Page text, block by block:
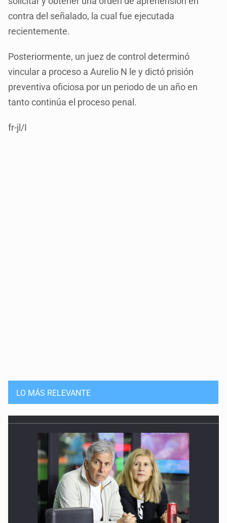
contra del señalado, la cual fue ejecutada
recientemente.
Posteriormente, un juez de control determinó
vincular a proceso a Aurelio N le y dictó prisión
preventiva oficiosa por un periodo de un año en
tanto continúa el proceso penal.
fr-jl/I
LO MÁS RELEVANTE